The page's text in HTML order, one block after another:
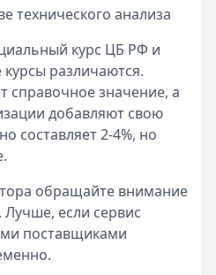
максимум
для новых
технического анализа
курс ЦБ РФ и
различаются.
справочное значение, а
добавляют свою
составляет 2-4%, но
обращайте внимание
если сервис
поставщиками